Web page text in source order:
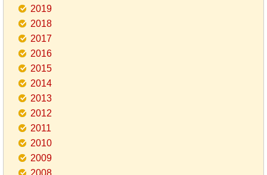
2019
2018
2017
2016
2015
2014
2013
2012
2011
2010
2009